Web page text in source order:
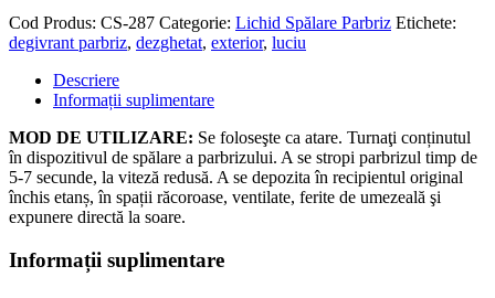
Cod Produs: CS-287 Categorie: Lichid Spălare Parbriz Etichete:
degivrant parbriz, dezghetat, exterior, luciu
Descriere
Informații suplimentare
MOD DE UTILIZARE: Se foloseşte ca atare. Turnaţi conținutul
în dispozitivul de spălare a parbrizului. A se stropi parbrizul timp de
5-7 secunde, la viteză redusă. A se depozita în recipientul original
închis etanș, în spații răcoroase, ventilate, ferite de umezeală şi
expunere directă la soare.
Informații suplimentare